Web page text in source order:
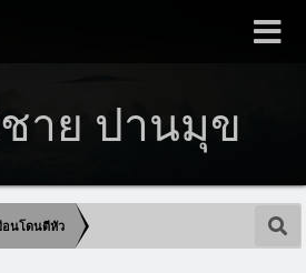
าย ปานมุข
อนโดนตีหัว